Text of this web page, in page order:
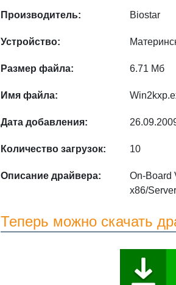
Производитель: Biostar
Устройство:
Размер файла: 6.71 Мб
Имя файла:
Дата добавления:
Количество загрузок: 10
Описание драйвера:
On-Board
x86/
Теперь можно скачать